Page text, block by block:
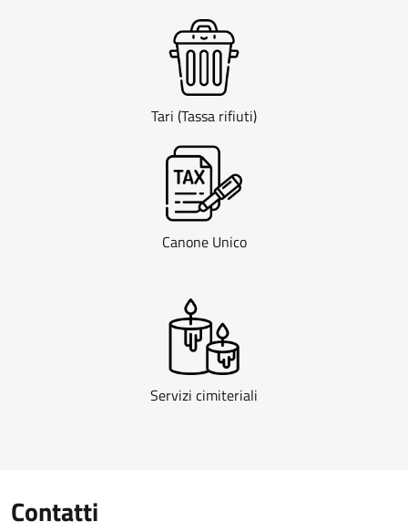
Tari (Tassa rifiuti)
Canone Unico
Servizi cimiteriali
Contatti